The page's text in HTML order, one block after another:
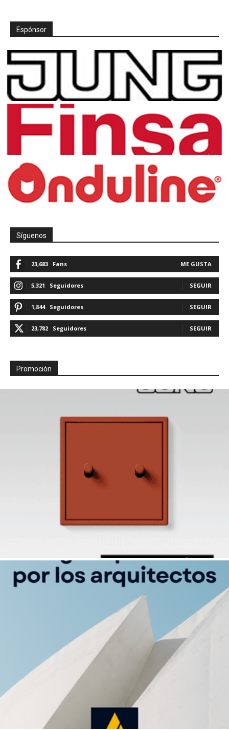
Espónsor
Síguenos
23,683 Fans ME GUSTA
5,321 Seguidores SEGUIR
1,844 Seguidores SEGUIR
23,782 Seguidores SEGUIR
Promoción